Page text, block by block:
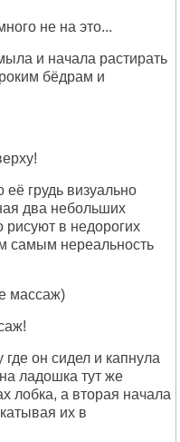
не на это...
и начала растирать
бёдрам и
грудь визуально
два небольших
в недорогих
самым нереальность
массаж)
он сидел и капнула
ладошка тут же
лобка, а вторая начала
их в